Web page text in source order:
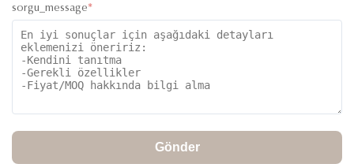
sorgu_message*
Gönder